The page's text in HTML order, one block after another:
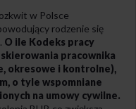
w Polsce
rodzenie się
O ile Kodeks pracy
pracownika
okresowe i kontrolne),
o tyle wspomniane
na umowy cywilne.